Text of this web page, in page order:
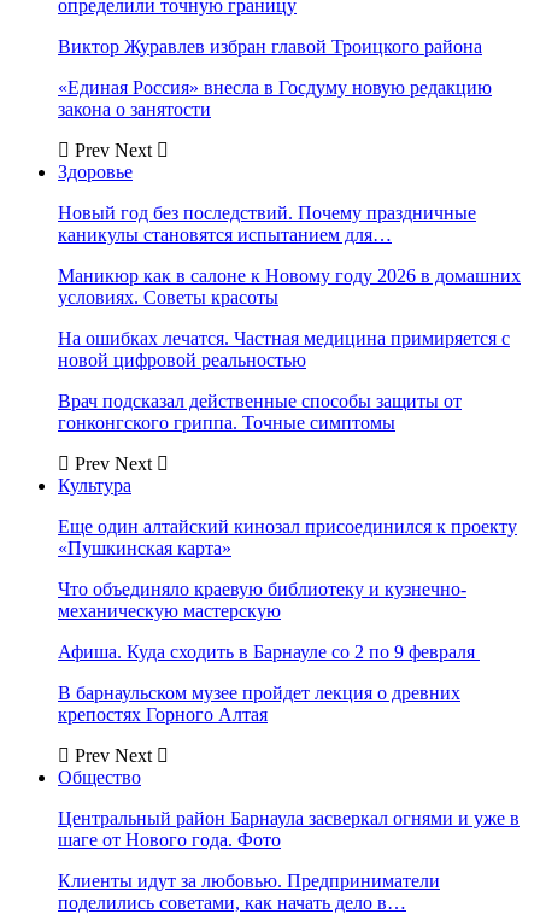
определили точную границу
Виктор Журавлев избран главой Троицкого района
«Единая Россия» внесла в Госдуму новую редакцию
закона о занятости
Prev Next
Здоровье
Новый год без последствий. Почему праздничные
каникулы становятся испытанием для…
Маникюр как в салоне к Новому году 2026 в домашних
условиях. Советы красоты
На ошибках лечатся. Частная медицина примиряется с
новой цифровой реальностью
Врач подсказал действенные способы защиты от
гонконгского гриппа. Точные симптомы
Prev Next
Культура
Еще один алтайский кинозал присоединился к проекту
«Пушкинская карта»
Что объединяло краевую библиотеку и кузнечно-
механическую мастерскую
Афиша. Куда сходить в Барнауле со 2 по 9 февраля
В барнаульском музее пройдет лекция о древних
крепостях Горного Алтая
Prev Next
Общество
Центральный район Барнаула засверкал огнями и уже в
шаге от Нового года. Фото
Клиенты идут за любовью. Предприниматели
поделились советами, как начать дело в…